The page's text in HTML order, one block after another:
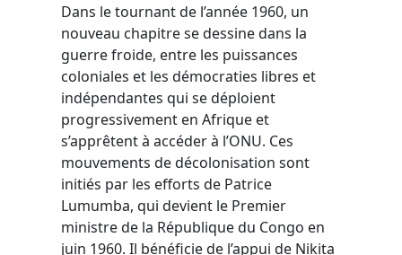
Dans le tournant de l’année 1960, un
nouveau chapitre se dessine dans la
guerre froide, entre les puissances
coloniales et les démocraties libres et
indépendantes qui se déploient
progressivement en Afrique et
s’apprêtent à accéder à l’ONU. Ces
mouvements de décolonisation sont
initiés par les efforts de Patrice
Lumumba, qui devient le Premier
ministre de la République du Congo en
juin 1960. Il bénéficie de l’appui de Nikita